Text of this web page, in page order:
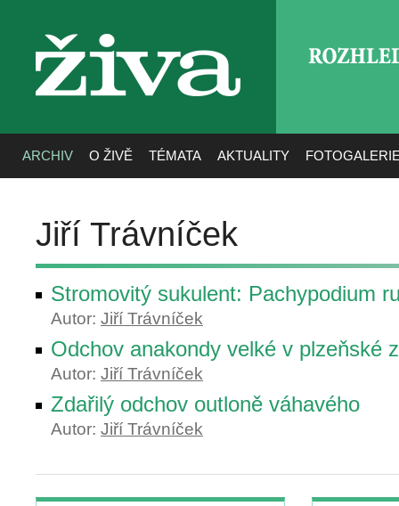
živa
ARCHIV O ŽIVĚ TÉMATA AKTUALITY
Jiří Trávníček
Stromovitý sukulent: Pachypodium
Autor: Jiří Trávníček
Odchov anakondy velké v plzeňské
Autor: Jiří Trávníček
Zdařilý odchov outloně váhavého
Autor: Jiří Trávníček